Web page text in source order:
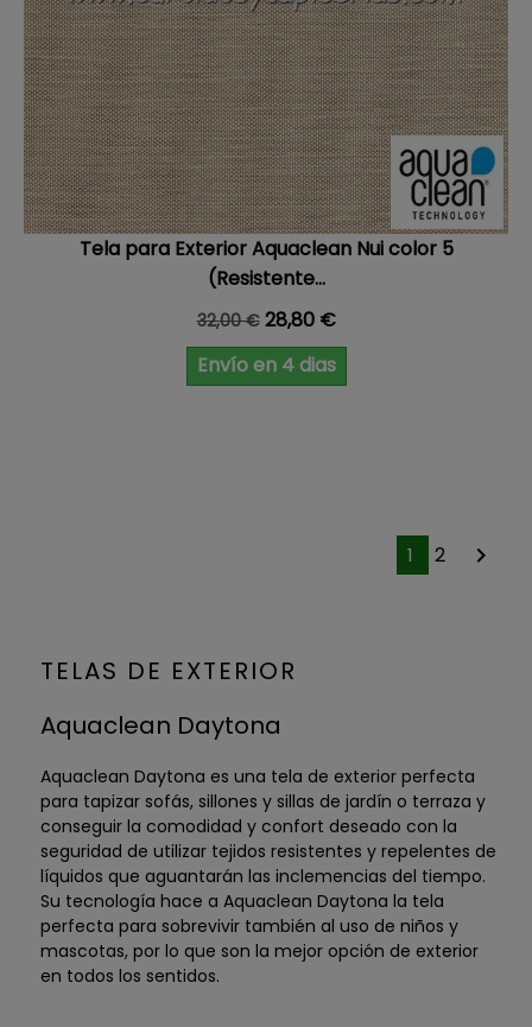
Tela para Exterior Aquaclean Nui color 5
(Resistente...
Precio base
32,00 € Precio
28,80 €
Envío en 4 dias
1 2 
TELAS DE EXTERIOR
Aquaclean Daytona
Aquaclean Daytona es una tela de exterior perfecta
para tapizar sofás, sillones y sillas de jardín o terraza y
conseguir la comodidad y confort deseado con la
seguridad de utilizar tejidos resistentes y repelentes de
líquidos que aguantarán las inclemencias del tiempo.
Su tecnología hace a Aquaclean Daytona la tela
perfecta para sobrevivir también al uso de niños y
mascotas, por lo que son la mejor opción de exterior
en todos los sentidos.